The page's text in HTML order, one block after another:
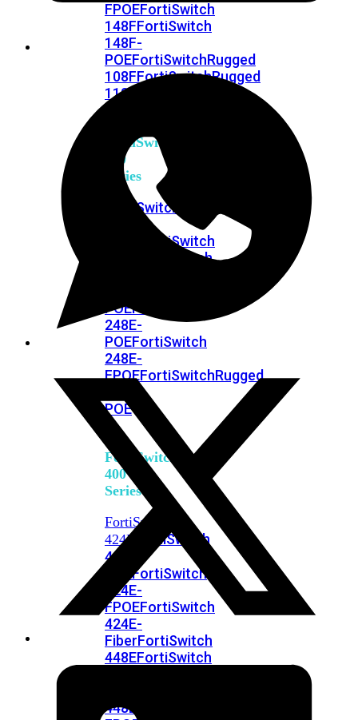
FPOEFortiSwitch
148FFortiSwitch
148F-
POEFortiSwitchRugged
108FFortiSwitchRugged
112F-
FortiSwitch
200
Series
FortiSwitch
FortiSwitch
FortiSwitch
POEFortiSwitch
248E-
POEFortiSwitch
248E-
FPOEFortiSwitchRugged
POE
FortiSwitch
400
Series
FortiSwitch
424E
FortiSwitch
424E-
FortiSwitch
424E-
FPOEFortiSwitch
424E-
FiberFortiSwitch
448EFortiSwitch
448E-